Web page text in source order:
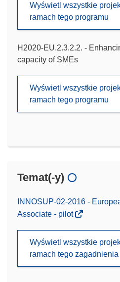
Wyświetl wszystkie
ramach tego programu
H2020-EU.2.3.2.2. -
capacity of SMEs
Wyświetl wszystkie
ramach tego programu
Temat(-y)
INNOSUP-02-2016 -
Associate - pilot
Wyświetl wszystkie
ramach tego zagadnienia